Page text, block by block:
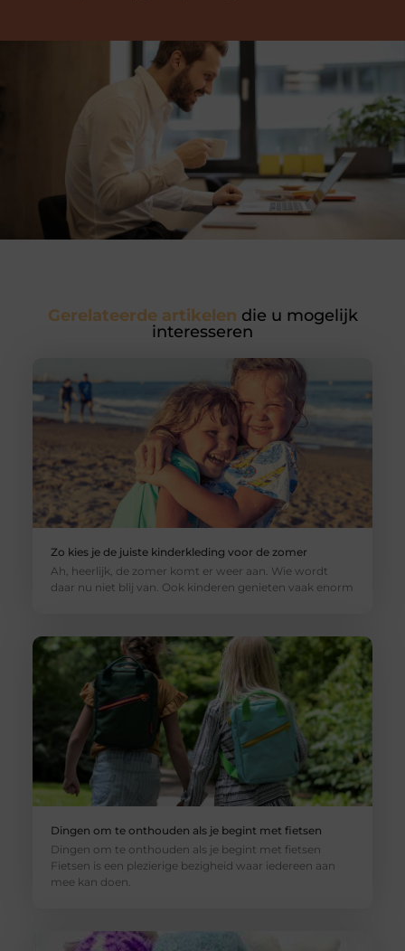
Gerelateerde artikelen die u mogelijk
interesseren
Zo kies je de juiste kinderkleding voor de zomer
Ah, heerlijk, de zomer komt er weer aan. Wie wordt
daar nu niet blij van. Ook kinderen genieten vaak enorm
Dingen om te onthouden als je begint met fietsen
Dingen om te onthouden als je begint met fietsen
Fietsen is een plezierige bezigheid waar iedereen aan
mee kan doen.